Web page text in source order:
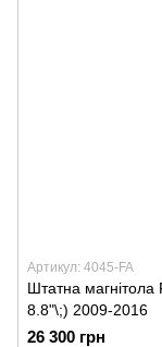
Артикул: 4045-FA
Штатна
8.8"\;) 2009-2016
26 300 грн